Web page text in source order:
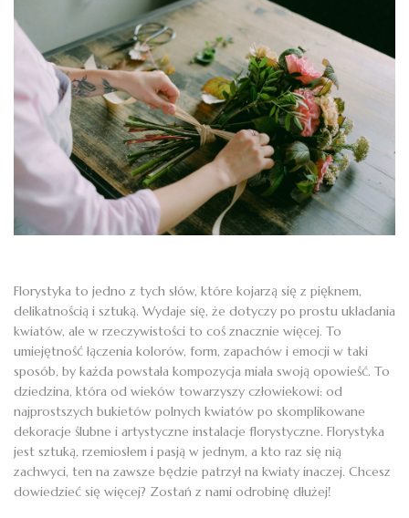
Florystyka to jedno z tych słów, które kojarzą się z pięknem,
delikatnością i sztuką. Wydaje się, że dotyczy po prostu układania
kwiatów, ale w rzeczywistości to coś znacznie więcej. To
umiejętność łączenia kolorów, form, zapachów i emocji w taki
sposób, by każda powstała kompozycja miała swoją opowieść. To
dziedzina, która od wieków towarzyszy człowiekowi: od
najprostszych bukietów polnych kwiatów po skomplikowane
dekoracje ślubne i artystyczne instalacje florystyczne. Florystyka
jest sztuką, rzemiosłem i pasją w jednym, a kto raz się nią
zachwyci, ten na zawsze będzie patrzył na kwiaty inaczej. Chcesz
dowiedzieć się więcej? Zostań z nami odrobinę dłużej!